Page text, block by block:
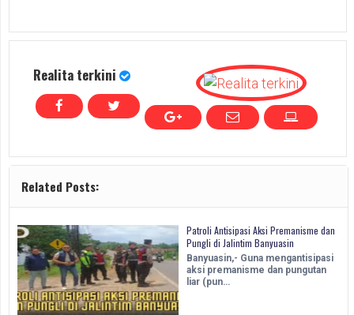
Realita terkini
Related Posts:
Patroli Antisipasi Aksi Premanisme dan
Pungli di Jalintim Banyuasin
Banyuasin,- Guna mengantisipasi
aksi premanisme dan pungutan
liar (pun…